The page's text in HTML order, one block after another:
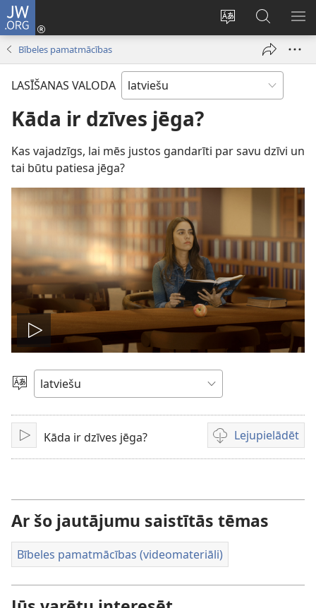
JW.ORG
Mainīt
valodu
Pieteikties
(opens
Meklēt
vietnē
JW.ORG
Bībeles pamatmācības
LASĪŠANAS VALODA
Kāda ir dzīves jēga?
Kas vajadzīgs, lai mēs justos gandarīti par savu dzīvi un
tai būtu patiesa jēga?
Atskaņot
video
Izvēlieties
valodu
Atskaņot
Kāda ir dzīves jēga? Lejupielādēt
Video
lejupielādes
Ar šo jautājumu saistītās tēmas
Bībeles pamatmācības (videomateriāli)